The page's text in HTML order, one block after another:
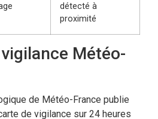
détecté à
proximité
Météo-
de Météo-France publie
de vigilance sur 24 heures